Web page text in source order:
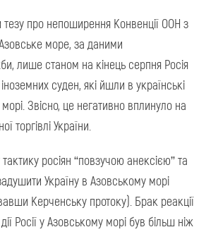
про непоширення Конвенції ООН з
море, за даними
лише станом на кінець серпня Росія
суден, які йшли в українські
Звісно, це негативно вплинуло на
торгівлі України.
росіян “повзучою анексією” та
Україну в Азовському морі
Керченську протоку). Брак реакції
Росії у Азовському морі був більш ніж